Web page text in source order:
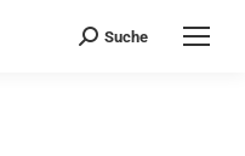
Search:
Suche